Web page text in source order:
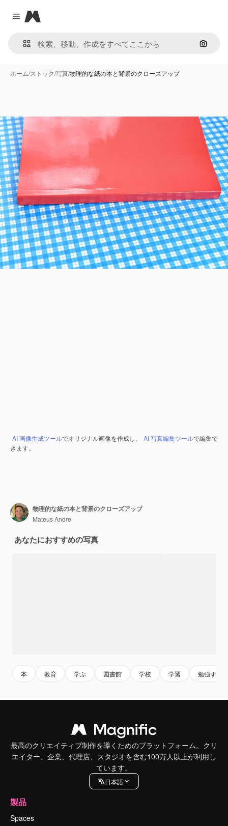
Close menu
Magnific
画像で
ホーム/ストック/写真/物理的な紙の本と背景のクローズアップ
AI 画像生成ツールでオリジナル画像を作成し、 AI 写真編集ツールで編集で
きます。
物理的な紙の本と背景のクローズアップ
Mateus Andre
あなたにおすすめの写真
本 教育 学ぶ 図書館 学校 学習 勉強する
最高のクリエイティブ制作を導くためのプラットフォーム。クリ
エイター、企業、代理店、スタジオを含む100万人以上が利用し
ています。
日本語
製品
Spaces